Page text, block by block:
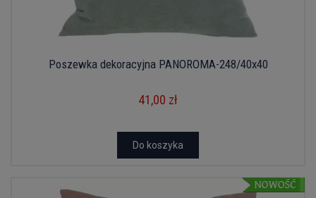
Poszewka dekoracyjna PANOROMA-248/40x40
41,00 zł
Do koszyka